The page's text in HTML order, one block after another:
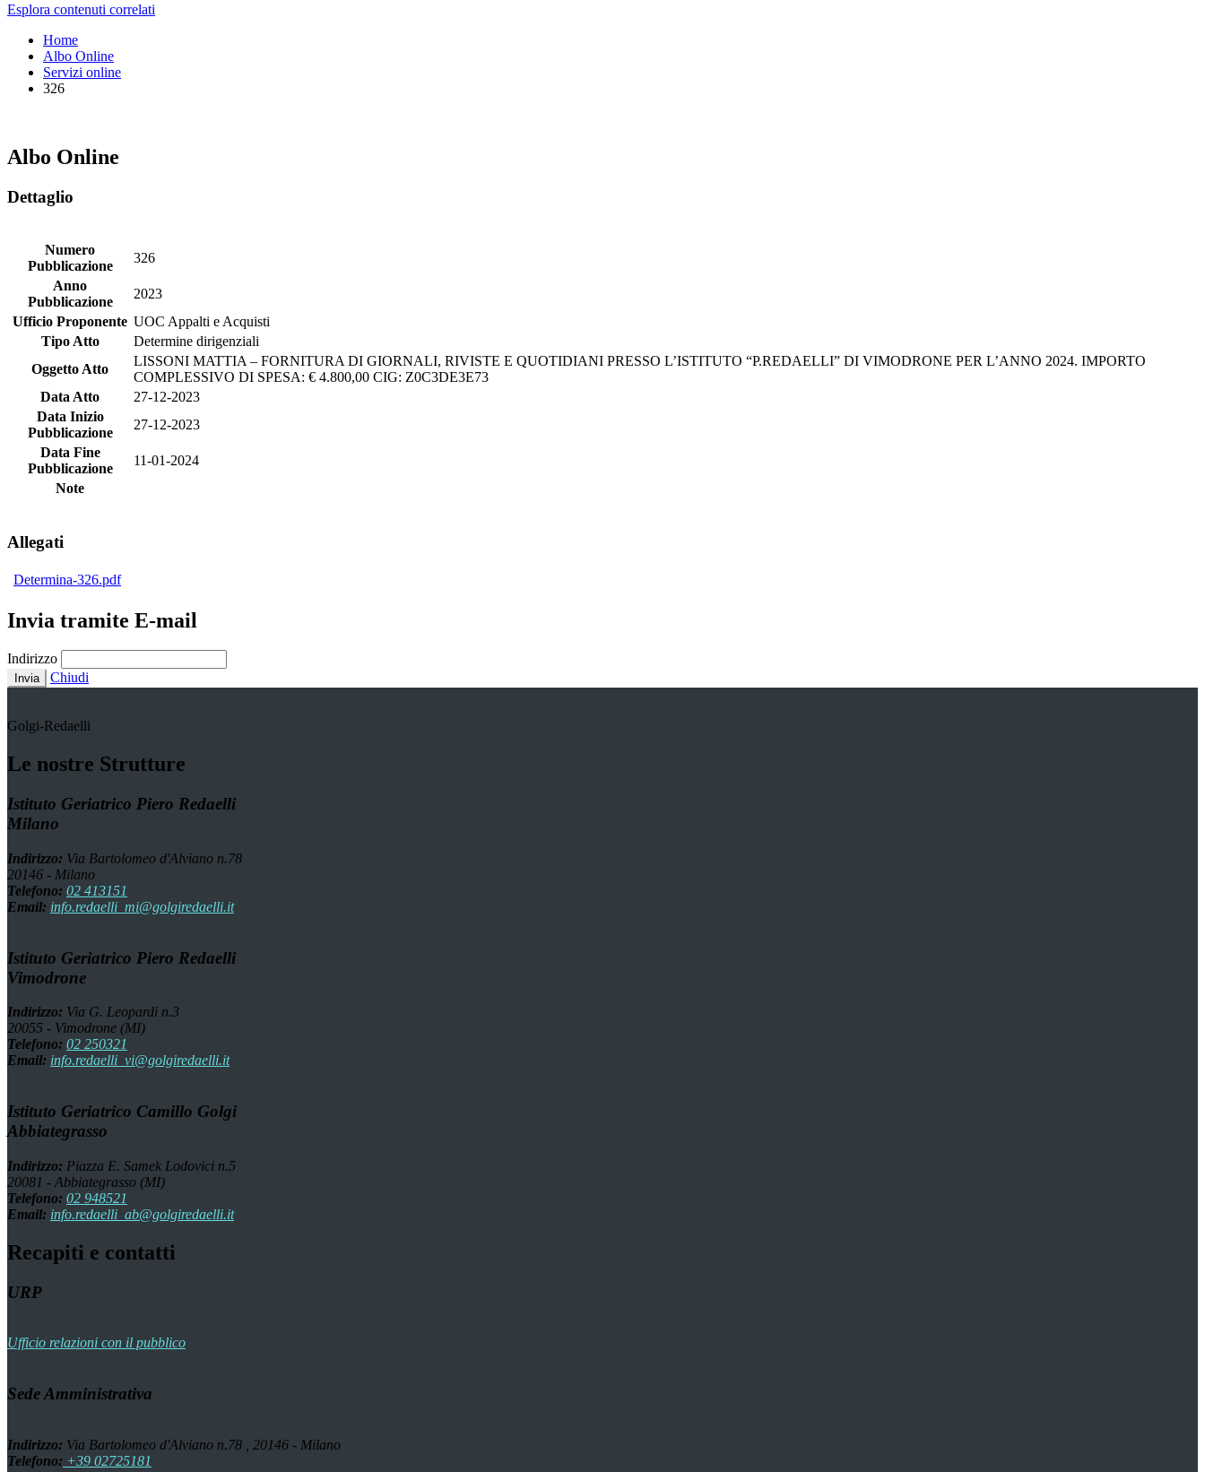
Esplora contenuti correlati
Home
Albo Online
Servizi online
326
Albo Online
Dettaglio
Numero
Pubblicazione
326
Anno
Pubblicazione
2023
Ufficio Proponente UOC Appalti e Acquisti
Tipo Atto
Determine dirigenziali
Oggetto Atto
LISSONI MATTIA – FORNITURA DI GIORNALI, RIVISTE E QUOTIDIANI PRESSO L’ISTITUTO “P.REDAELLI” DI VIMODRONE PER L’ANNO 2024. IMPORTO
COMPLESSIVO DI SPESA: € 4.800,00 CIG: Z0C3DE3E73
Data Atto
27-12-2023
Data Inizio
Pubblicazione
27-12-2023
Data Fine
Pubblicazione
11-01-2024
Note
Allegati
Determina-326.pdf
Invia tramite E-mail
Indirizzo
Invia Chiudi
Golgi-Redaelli
Le nostre Strutture
Istituto Geriatrico Piero Redaelli
Milano
Indirizzo: Via Bartolomeo d'Alviano n.78
20146 - Milano
Telefono: 02 413151
Email: info.redaelli_mi@golgiredaelli.it
Istituto Geriatrico Piero Redaelli
Vimodrone
Indirizzo: Via G. Leopardi n.3
20055 - Vimodrone (MI)
Telefono: 02 250321
Email: info.redaelli_vi@golgiredaelli.it
Istituto Geriatrico Camillo Golgi
Abbiategrasso
Indirizzo: Piazza E. Samek Lodovici n.5
20081 - Abbiategrasso (MI)
Telefono: 02 948521
Email: info.redaelli_ab@golgiredaelli.it
Recapiti e contatti
URP
Ufficio relazioni con il pubblico
Sede Amministrativa
Indirizzo: Via Bartolomeo d'Alviano n.78 , 20146 - Milano
Telefono: +39 02725181